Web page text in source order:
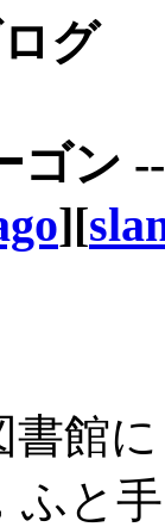
グ
ゴン
][
館
ふと